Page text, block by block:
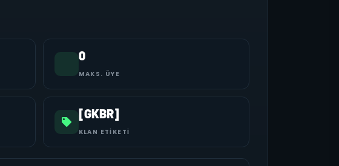
0
MAKS. ÜYE
[GKBR]
KLAN ETIKETI